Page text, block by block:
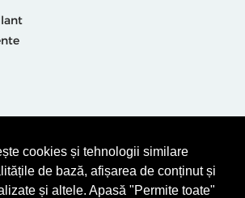
cookies și tehnologii similare
de bază, afișarea de conținut și
și altele. Apasă "Permite toate"